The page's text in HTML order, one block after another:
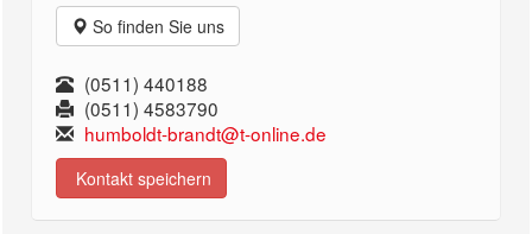
So finden Sie uns
(0511) 440188
(0511) 4583790
humboldt-brandt@t-online.de
Kontakt speichern